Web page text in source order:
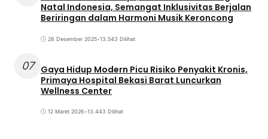
Natal Indonesia, Semangat Inklusivitas Berjalan
Beriringan dalam Harmoni Musik Keroncong
28 Desember 2025•13.543 Dilihat
07
Gaya Hidup Modern Picu Risiko Penyakit Kronis,
Primaya Hospital Bekasi Barat Luncurkan
Wellness Center
12 Maret 2026•13.443 Dilihat